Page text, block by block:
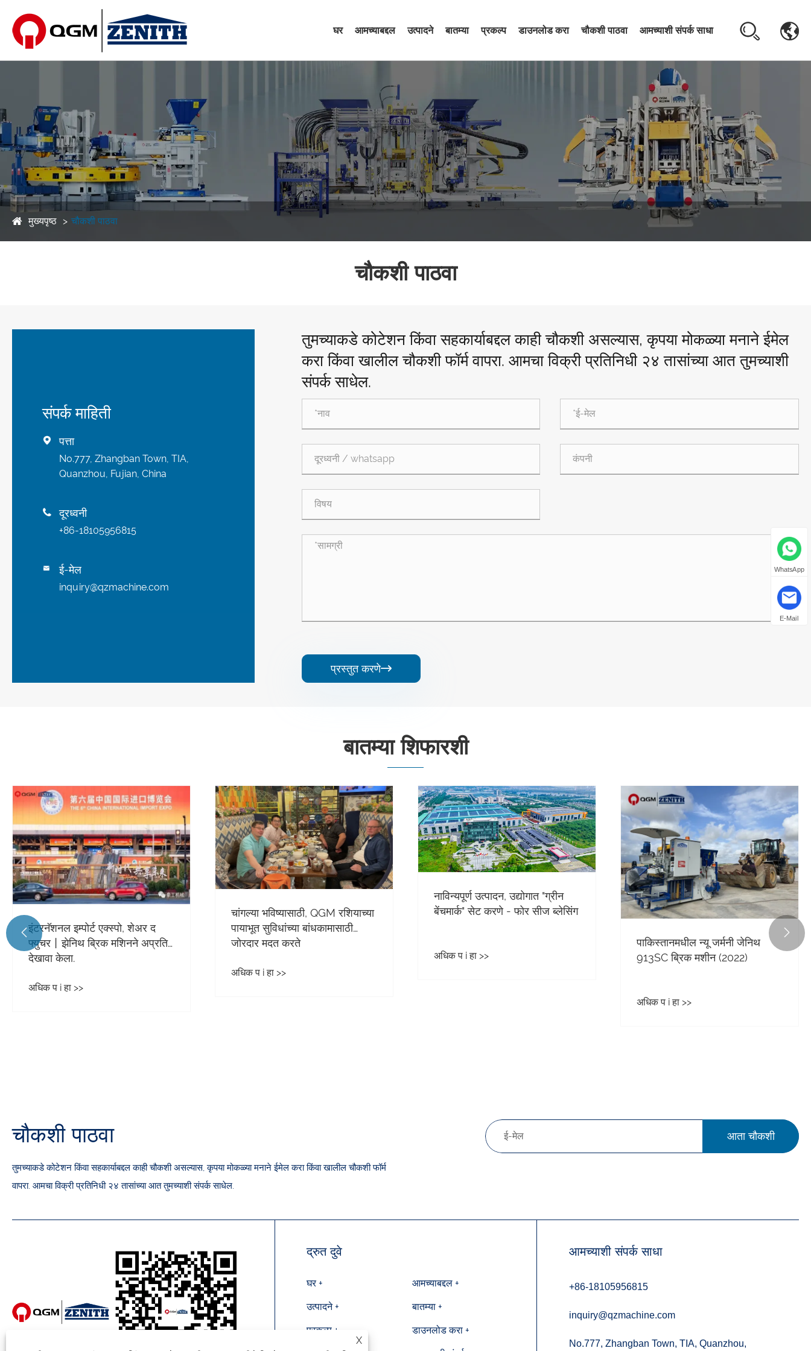
घर आमच्याबद्दल उत्पादने बातम्या प्रकल्प डाउनलोड करा चौकशी पाठवा आमच्याशी संपर्क साधा
मुख्यपृष्ठ चौकशी पाठवा
चौकशी पाठवा
संपर्क माहिती
 पत्ता
No.777, Zhangban Town, TIA,
Quanzhou, Fujian, China
 दूरध्वनी
+86-18105956815
 ई-मेल
inquiry@qzmachine.com
तुमच्याकडे कोटेशन किंवा सहकार्याबद्दल काही चौकशी असल्यास, कृपया मोकळ्या मनाने ईमेल
करा किंवा खालील चौकशी फॉर्म वापरा. आमचा विक्री प्रतिनिधी २४ तासांच्या आत तुमच्याशी
संपर्क साधेल.
प्रस्तुत करणे
बातम्या शिफारशी
इंटरनॅशनल इम्पोर्ट एक्स्पो, शेअर द
फ्युचर丨झेनिथ ब्रिक मशिनने अप्रतिम
देखावा केला.
अधिक प i हा >>
चांगल्या भविष्यासाठी, QGM रशियाच्या
पायाभूत सुविधांच्या बांधकामासाठी
जोरदार मदत करते
अधिक प i हा >>
नाविन्यपूर्ण उत्पादन, उद्योगात "ग्रीन
बेंचमार्क" सेट करणे - फोर सीज ब्लेसिंग
अधिक प i हा >>
पाकिस्तानमधील न्यू जर्मनी जेनिथ
913SC ब्रिक मशीन (2022)
अधिक प i हा >>
 
चौकशी पाठवा
तुमच्याकडे कोटेशन किंवा सहकार्याबद्दल काही चौकशी असल्यास, कृपया मोकळ्या मनाने ईमेल करा किंवा खालील चौकशी फॉर्म
वापरा. आमचा विक्री प्रतिनिधी २४ तासांच्या आत तुमच्याशी संपर्क साधेल.
आता चौकशी
द्रुत दुवे
घर + आमच्याबद्दल +
उत्पादने + बातम्या +
प्रकल्प + डाउनलोड करा +
आमच्याशी संपर्क साधा
+86-18105956815
inquiry@qzmachine.com
No.777, Zhangban Town, TIA, Quanzhou,
WhatsApp
E-Mail
X